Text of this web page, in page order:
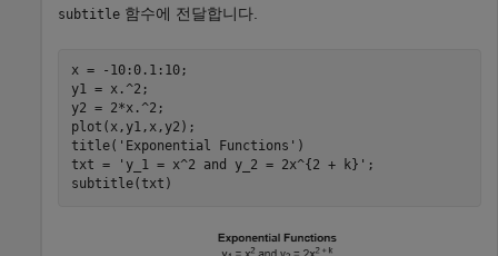
subtitle 함수에 전달합니다.
x = -10:0.1:10;
y1 = x.^2;
y2 = 2*x.^2;
plot(x,y1,x,y2);
title( 'Exponential Functions' )
txt =
'y_1 = x^2 and y_2 = 2x^{2 + k}' ;
subtitle(txt)